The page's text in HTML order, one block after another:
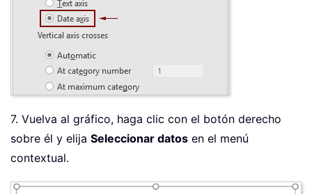
7. Vuelva al gráfico, haga clic con el botón derecho
sobre él y elija Seleccionar datos en el menú
contextual.